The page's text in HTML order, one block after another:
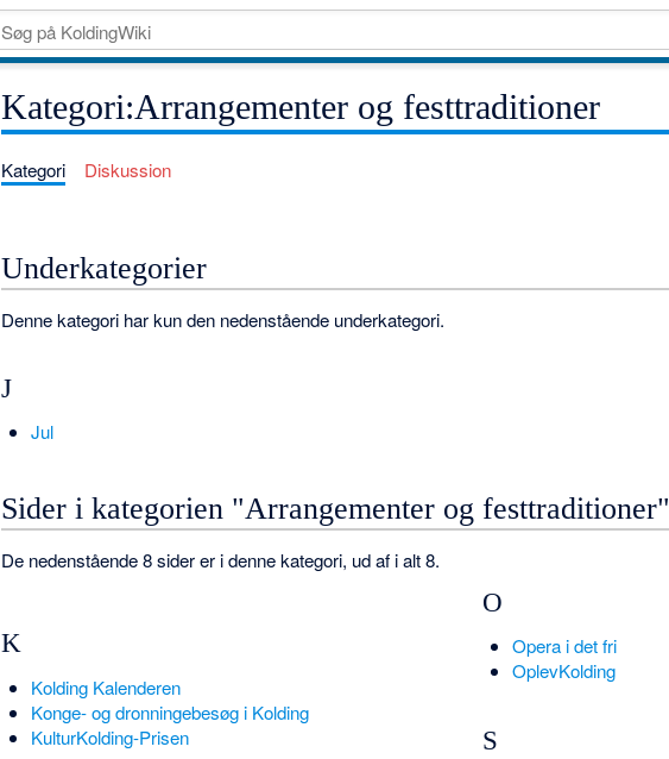
Kategori:Arrangementer og festtraditioner
Kategori Diskussion
Underkategorier
Denne kategori har kun den nedenstående underkategori.
J
Jul
Sider i kategorien "Arrangementer og festtraditioner"
De nedenstående 8 sider er i denne kategori, ud af i alt 8.
K
Kolding Kalenderen
Konge- og dronningebesøg i Kolding
KulturKolding-Prisen
O
Opera i det fri
OplevKolding
S